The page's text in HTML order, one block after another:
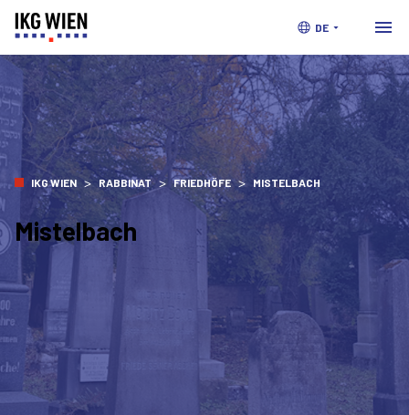
DE
IKG WIEN > RABBINAT > FRIEDHÖFE > MISTELBACH
Mistelbach